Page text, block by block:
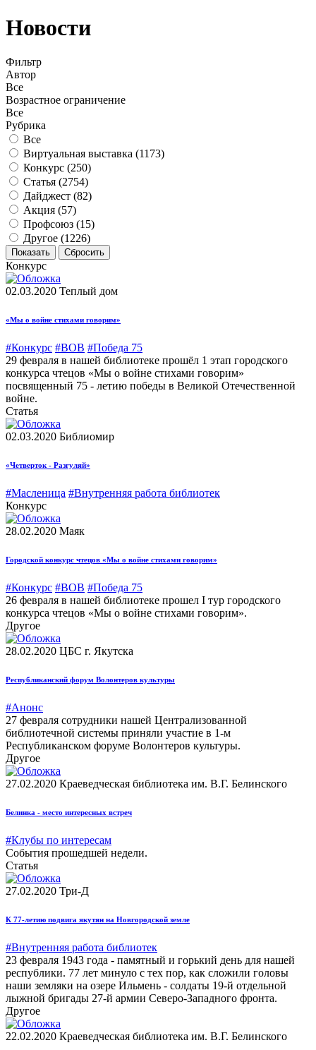
Новости
Фильтр
Автор
Все
Возрастное ограничение
Все
Рубрика
Все
Виртуальная выставка (1173)
Конкурс (250)
Статья (2754)
Дайджест (82)
Акция (57)
Профсоюз (15)
Другое (1226)
Конкурс
02.03.2020 Теплый дом
«Мы о войне стихами говорим»
#Конкурс #ВОВ #Победа 75
29 февраля в нашей библиотеке прошёл 1 этап городского
конкурса чтецов «Мы о войне стихами говорим»
посвященный 75 - летию победы в Великой Отечественной
войне.
Статья
02.03.2020 Библиомир
«Четверток - Разгуляй»
#Масленица #Внутренняя работа библиотек
Конкурс
28.02.2020 Маяк
Городской конкурс чтецов «Мы о войне стихами говорим»
#Конкурс #ВОВ #Победа 75
26 февраля в нашей библиотеке прошел I тур городского
конкурса чтецов «Мы о войне стихами говорим».
Другое
28.02.2020 ЦБС г. Якутска
Республиканский форум Волонтеров культуры
#Анонс
27 февраля сотрудники нашей Централизованной
библиотечной системы приняли участие в 1-м
Республиканском форуме Волонтеров культуры.
Другое
27.02.2020 Краеведческая библиотека им. В.Г. Белинского
Белинка - место интересных встреч
#Клубы по интересам
События прошедшей недели.
Статья
27.02.2020 Три-Д
К 77-летию подвига якутян на Новгородской земле
#Внутренняя работа библиотек
23 февраля 1943 года - памятный и горький день для нашей
республики. 77 лет минуло с тех пор, как сложили головы
наши земляки на озере Ильмень - солдаты 19-й отдельной
лыжной бригады 27-й армии Северо-Западного фронта.
Другое
22.02.2020 Краеведческая библиотека им. В.Г. Белинского